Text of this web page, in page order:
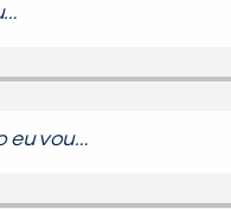
eu vou…